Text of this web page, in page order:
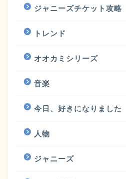
ジャニーズチケット攻略
トレンド
オオカミシリーズ
音楽
今日、好きになりました
人物
ジャニーズ